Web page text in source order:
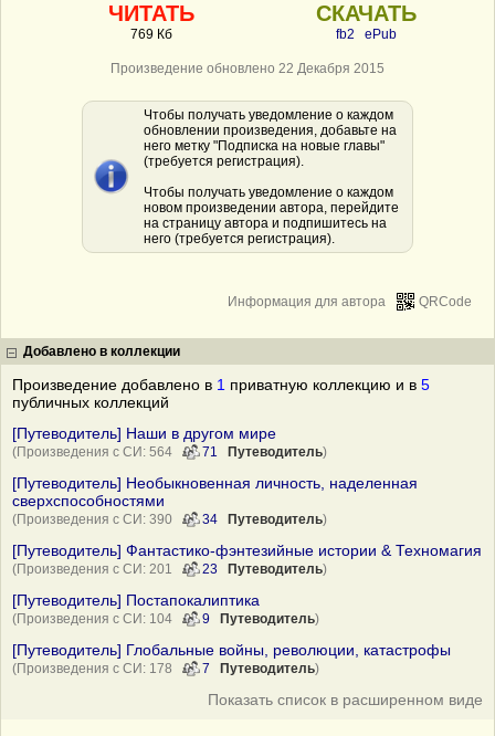
ЧИТАТЬ
769 Кб
СКАЧАТЬ
fb2 ePub
Произведение обновлено 22 Декабря 2015
Чтобы получать уведомление о каждом
обновлении произведения, добавьте на
него метку "Подписка на новые главы"
(требуется регистрация).
Чтобы получать уведомление о каждом
новом произведении автора, перейдите
на страницу автора и подпишитесь на
него (требуется регистрация).
QRCode
Информация для автора
Добавлено в коллекции
Произведение добавлено в 1 приватную коллекцию и в 5
публичных коллекций
[Путеводитель] Наши в другом мире
(Произведения с СИ: 564 71 Путеводитель)
[Путеводитель] Необыкновенная личность, наделенная
сверхспособностями
(Произведения с СИ: 390 34 Путеводитель)
[Путеводитель] Фантастико-фэнтезийные истории & Техномагия
(Произведения с СИ: 201 23 Путеводитель)
[Путеводитель] Постапокалиптика
(Произведения с СИ: 104 9 Путеводитель)
[Путеводитель] Глобальные войны, революции, катастрофы
(Произведения с СИ: 178 7 Путеводитель)
Показать список в расширенном виде